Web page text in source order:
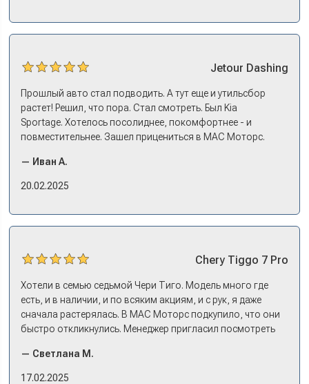
Jetour Dashing
Прошлый авто стал подводить. А тут еще и утильсбор
растет! Решил, что пора. Стал смотреть. Был Kia
Sportage. Хотелось посолиднее, покомфортнее - и
повместительнее. Зашел прицениться в МАС Моторс.
и прям мое! Даже не скажешь, что «китаец». Прям не
вылезая из него и порешали. Спортэйдж в трейд-ин
— Иван А.
20.02.2025
Chery Tiggo 7 Pro
Хотели в семью седьмой Чери Тиго. Модель много где
есть, и в наличии, и по всяким акциям, и с рук, я даже
сначала растерялась. В МАС Моторс подкупило, что они
быстро откликнулись. Менеджер пригласил посмотреть
примериться. Нам тут недалеко, пришли в салон - и в тот
же день купили машину! Неожиданно, но довольны! Все
— Светлана М.
17.02.2025